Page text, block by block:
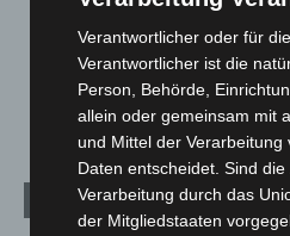
Über uns
Veranstaltungen
Archiv
Verantwortlicher oder für
Verantwortlicher ist die
Person, Behörde,
allein oder gemeinsam mit
und Mittel der
Daten entscheidet. Sind
Verarbeitung durch das
der Mitgliedstaaten